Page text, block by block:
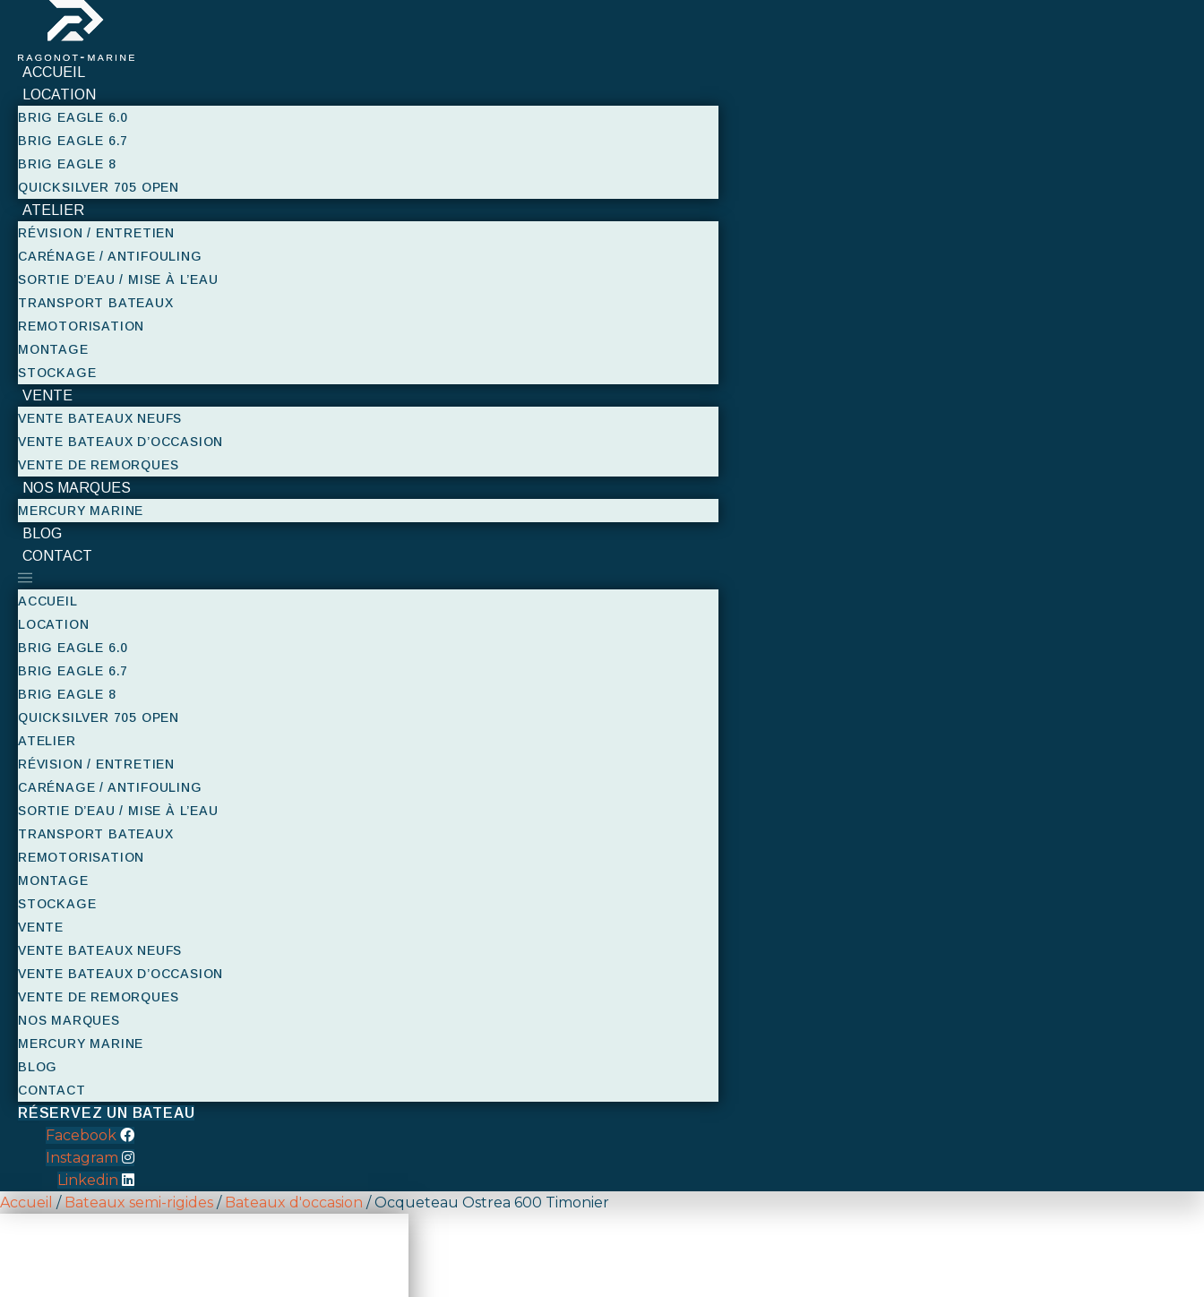
ACCUEIL
LOCATION
BRIG EAGLE 6.0
BRIG EAGLE 6.7
BRIG EAGLE 8
QUICKSILVER 705 OPEN
ATELIER
RÉVISION / ENTRETIEN
CARÉNAGE / ANTIFOULING
SORTIE D’EAU / MISE À L’EAU
TRANSPORT BATEAUX
REMOTORISATION
MONTAGE
STOCKAGE
VENTE
VENTE BATEAUX NEUFS
VENTE BATEAUX D’OCCASION
VENTE DE REMORQUES
NOS MARQUES
MERCURY MARINE
BLOG
CONTACT
ACCUEIL
LOCATION
BRIG EAGLE 6.0
BRIG EAGLE 6.7
BRIG EAGLE 8
QUICKSILVER 705 OPEN
ATELIER
RÉVISION / ENTRETIEN
CARÉNAGE / ANTIFOULING
SORTIE D’EAU / MISE À L’EAU
TRANSPORT BATEAUX
REMOTORISATION
MONTAGE
STOCKAGE
VENTE
VENTE BATEAUX NEUFS
VENTE BATEAUX D’OCCASION
VENTE DE REMORQUES
NOS MARQUES
MERCURY MARINE
BLOG
CONTACT
RÉSERVEZ UN BATEAU
Facebook
Instagram
Linkedin
Accueil / Bateaux semi-rigides / Bateaux d'occasion / Ocqueteau Ostrea 600 Timonier